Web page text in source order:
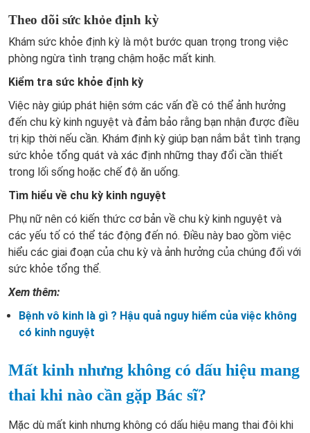
Theo dõi sức khỏe định kỳ
Khám sức khỏe định kỳ là một bước quan trọng trong việc
phòng ngừa tình trạng chậm hoặc mất kinh.
Kiểm tra sức khỏe định kỳ
Việc này giúp phát hiện sớm các vấn đề có thể ảnh hưởng
đến chu kỳ kinh nguyệt và đảm bảo rằng bạn nhận được điều
trị kịp thời nếu cần. Khám định kỳ giúp bạn nắm bắt tình trạng
sức khỏe tổng quát và xác định những thay đổi cần thiết
trong lối sống hoặc chế độ ăn uống.
Tìm hiểu về chu kỳ kinh nguyệt
Phụ nữ nên có kiến thức cơ bản về chu kỳ kinh nguyệt và
các yếu tố có thể tác động đến nó. Điều này bao gồm việc
hiểu các giai đoạn của chu kỳ và ảnh hưởng của chúng đối với
sức khỏe tổng thể.
Xem thêm:
Bệnh vô kinh là gì ? Hậu quả nguy hiểm của việc không
có kinh nguyệt
Mất kinh nhưng không có dấu hiệu mang
thai khi nào cần gặp Bác sĩ?
Mặc dù mất kinh nhưng không có dấu hiệu mang thai đôi khi